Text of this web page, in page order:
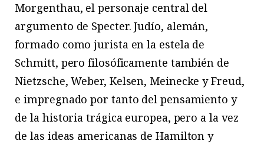
Morgenthau, el personaje central del
argumento de Specter. Judío, alemán,
formado como jurista en la estela de
Schmitt, pero filosóficamente también de
Nietzsche, Weber, Kelsen, Meinecke y Freud,
e impregnado por tanto del pensamiento y
de la historia trágica europea, pero a la vez
de las ideas americanas de Hamilton y